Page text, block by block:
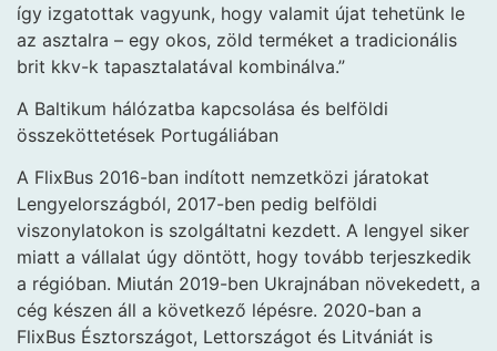
így izgatottak vagyunk, hogy valamit újat tehetünk le
az asztalra – egy okos, zöld terméket a tradicionális
brit kkv-k tapasztalatával kombinálva.”
A Baltikum hálózatba kapcsolása és belföldi
összeköttetések Portugáliában
A FlixBus 2016-ban indított nemzetközi járatokat
Lengyelországból, 2017-ben pedig belföldi
viszonylatokon is szolgáltatni kezdett. A lengyel siker
miatt a vállalat úgy döntött, hogy tovább terjeszkedik
a régióban. Miután 2019-ben Ukrajnában növekedett, a
cég készen áll a következő lépésre. 2020-ban a
FlixBus Észtországot, Lettországot és Litvániát is